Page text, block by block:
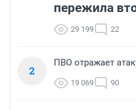
пережила
29 199 22
2
ПВО отражает
19 069 90